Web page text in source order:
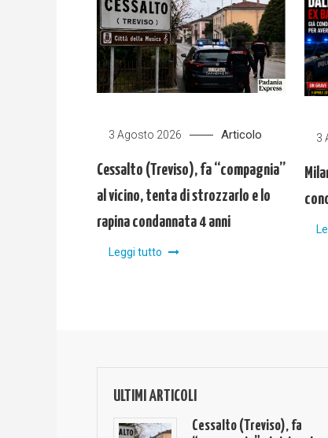
3 Agosto 2026 Articolo
Cessalto (Treviso), fa “compagnia”
al vicino, tenta di strozzarlo e lo
rapina condannata 4 anni
Leggi tutto
3
ULTIMI ARTICOLI
Cessalto (Treviso), fa